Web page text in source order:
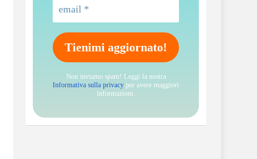
Non inviamo spam! Leggi la nostra
Informativa sulla privacy per avere maggiori
informazioni.